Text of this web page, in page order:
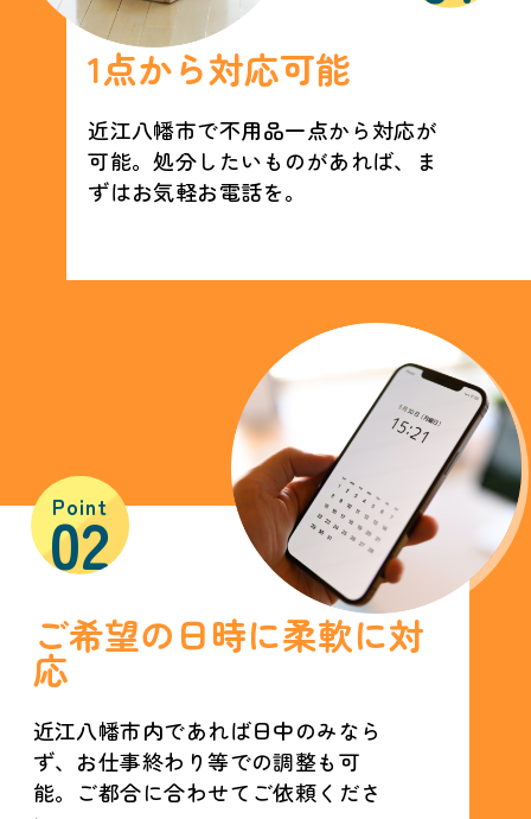
1点から対応可能
近江八幡市で不用品一点から対応が
可能。処分したいものがあれば、ま
ずはお気軽お電話を。
Point
02
ご希望の日時に柔軟に対
応
近江八幡市内であれば日中のみなら
ず、お仕事終わり等での調整も可
能。ご都合に合わせてご依頼くださ